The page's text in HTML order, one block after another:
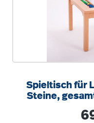
Spieltisch für
Steine,